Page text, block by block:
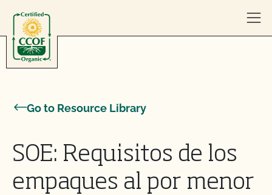
Go to Resource Library
SOE: Requisitos de los
empaques al por menor